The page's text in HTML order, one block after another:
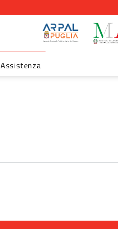
Assistenza